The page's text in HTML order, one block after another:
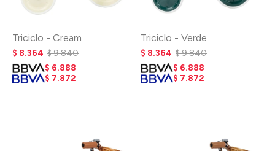
Triciclo - Cream
$ 8.364 $9.840
$ 6.888
$ 7.872
Triciclo - Verde
$ 8.364 $9.840
$ 6.888
$ 7.872